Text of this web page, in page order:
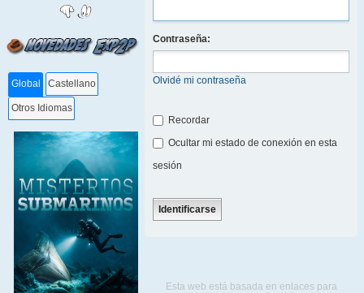
Global Castellano
Otros Idiomas
Contraseña:
Olvidé mi contraseña
Recordar
Ocultar mi estado de conexión en esta
sesión
Esta web está basada en enlaces para